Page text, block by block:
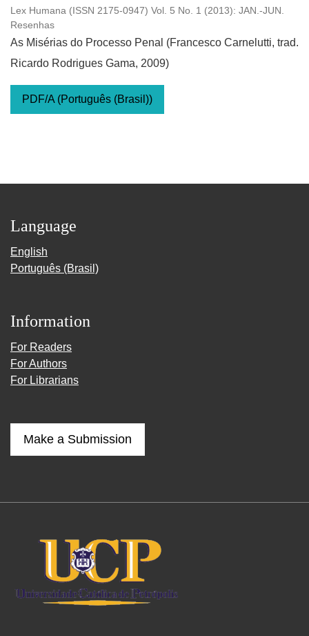
Lex Humana (ISSN 2175-0947) Vol. 5 No. 1 (2013): JAN.-JUN.
Resenhas
As Misérias do Processo Penal (Francesco Carnelutti, trad.
Ricardo Rodrigues Gama, 2009)
PDF/A (Português (Brasil))
Language
English
Português (Brasil)
Information
For Readers
For Authors
For Librarians
Make a Submission